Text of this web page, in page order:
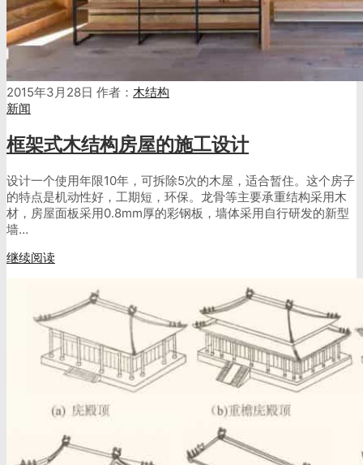
2015年3月28日 作者： 木结构
新闻
框架式木结构房屋的施工设计
设计一个使用年限10年，可拆除5次的木屋，适合暂住。这个房子
的特点是机动性好，工期短，环保。龙骨等主要承重结构采用木
材，房屋面板采用0.8mm厚的彩钢板，墙体采用自行研发的新型
墙…
继续阅读